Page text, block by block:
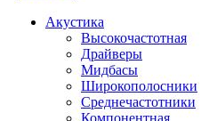
Акустика
Высокочастотная
Драйверы
Мидбасы
Широкополосники
Среднечастотники
Компонентная